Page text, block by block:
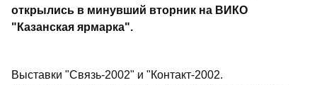
открылись в минувший вторник на ВИКО
"Казанская ярмарка".
Выставки "Связь-2002" и "Контакт-2002.